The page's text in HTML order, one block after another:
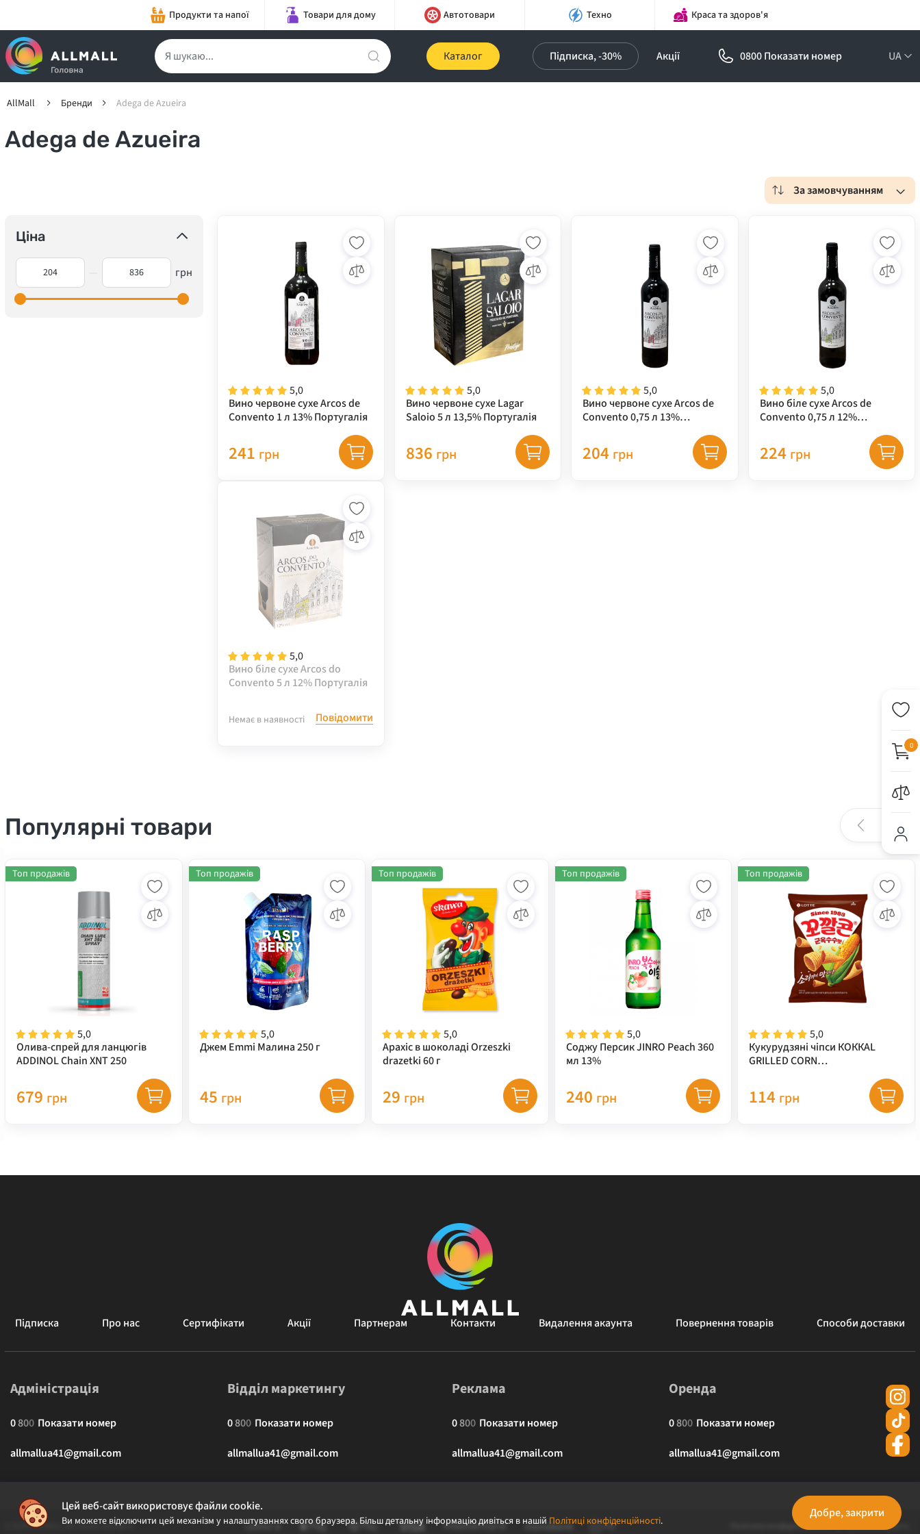
Продукти та напої Товари для дому Автотовари Техно Краса та здоров'я
Каталог Підписка, -30% Акції 0800 Показати номер UA
0
AllMall Бренди Adega de Azueira
Adega de Azueira
За замовчуванням
Ціна
грн
5,0
Вино червоне сухе Arcos de
Convento 1 л 13% Португалія
241 грн
5,0
Вино червоне сухе Lagar
Saloio 5 л 13,5% Португалія
836 грн
5,0
Вино червоне сухе Arcos de
Convento 0,75 л 13%
204 грн
5,0
Вино біле сухе Arcos de
Convento 0,75 л 12%
224 грн
5,0
Вино біле сухе Arcos do
Convento 5 л 12% Португалія
Немає в наявності Повідомити
Популярні товари
5,0
Олива-спрей для ланцюгів
ADDINOL Chain XNT 250
Топ продажів
679 грн
5,0
Джем Emmi Малина 250 г
Топ продажів
45 грн
5,0
Арахіс в шоколаді Orzeszki
drazetki 60 г
Топ продажів
29 грн
5,0
Соджу Персик JINRO Peach 360
мл 13%
Топ продажів
240 грн
5,0
Кукурудзяні чіпси КОККАL
GRILLED CORN
67 г
Топ продажів
114 грн
Цей веб-сайт використовує файли cookie.
Ви можете відключити цей механізм у налаштуваннях свого браузера. Більш детальну інформацію дивіться в нашій Політиці конфіденційності.
Добре, закрити
Підписка Про нас Сертифікати Акції Партнерам Контакти Видалення акаунта Повернення товарів Способи доставки
Адміністрація
0800 Показати номер
allmallua41@gmail.com
Відділ маркетингу
0800 Показати номер
allmallua41@gmail.com
Реклама
0800 Показати номер
allmallua41@gmail.com
Оренда
0800 Показати номер
allmallua41@gmail.com
© 2026 ALLMALL. Всі права захищені. Політика конфіденційності Публічна оферта